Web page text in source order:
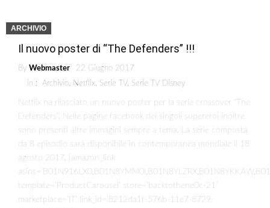
ARCHIVIO
Il nuovo poster di “The Defenders” !!!
By Webmaster
22 Giugno 2017
in : Archivio, Netflix, Serie TV, Serie TV Disney
Netflix ha rilasciato un nuovo poster per la serie crossover “The
Defenders”. Nelle pagine facebook dei singoli supereroi inoltre
sono presenti altre immagini sempre a tema. La serie composta
da 8 episodio sarà disponibile in contemporanea mondiale il 18
agosto 2017. [amazon_link
template=’ProductCarousel’ store=’backtothene0c-21′
marketplace=’IT’ link_id=’8212da1f-576b-11e7-8729-